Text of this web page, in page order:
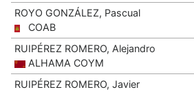
ROYO GONZÁLEZ, Pascual
COAB
RUIPÉREZ ROMERO, Alejandro
ALHAMA COYM
RUIPÉREZ ROMERO, Javier